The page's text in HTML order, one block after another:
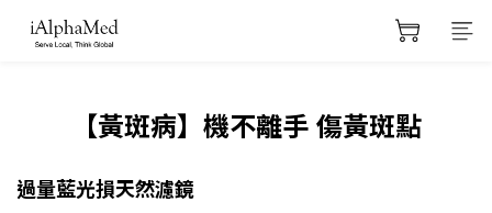
【黃斑病】機不離手 傷黃斑點
過量藍光損天然濾鏡